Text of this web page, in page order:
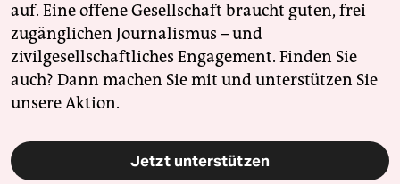
auf. Eine offene Gesellschaft braucht guten, frei
zugänglichen Journalismus – und
zivilgesellschaftliches Engagement. Finden Sie
auch? Dann machen Sie mit und unterstützen Sie
unsere Aktion.
Jetzt unterstützen